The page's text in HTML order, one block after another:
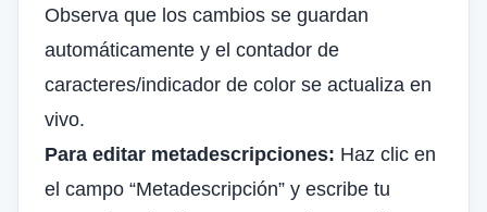
Observa que los cambios se guardan
automáticamente y el contador de
caracteres/indicador de color se actualiza en
vivo.
Para editar metadescripciones: Haz clic en
el campo “Metadescripción” y escribe tu